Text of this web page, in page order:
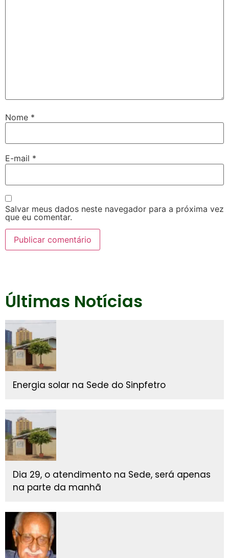
Nome *
E-mail *
Salvar meus dados neste navegador para a próxima vez
que eu comentar.
Últimas Notícias
Energia solar na Sede do Sinpfetro
Dia 29, o atendimento na Sede, será apenas
na parte da manhã